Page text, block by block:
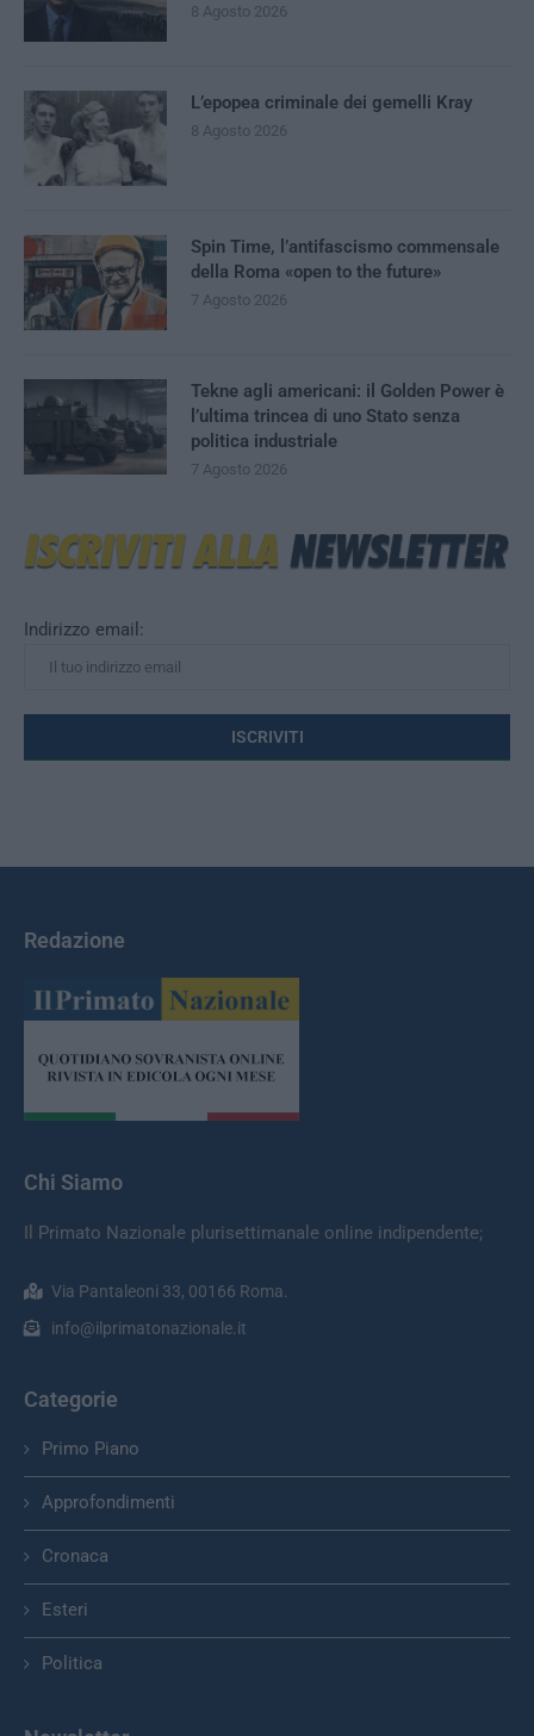
Indirizzo email:
8 Agosto 2026
L’epopea criminale dei gemelli Kray
8 Agosto 2026
Spin Time, l’antifascismo commensale
della Roma «open to the future»
7 Agosto 2026
Tekne agli americani: il Golden Power è
l’ultima trincea di uno Stato senza
politica industriale
7 Agosto 2026
Redazione
Chi Siamo
Il Primato Nazionale plurisettimanale online indipendente;
Via Pantaleoni 33, 00166 Roma.
info@ilprimatonazionale.it
Categorie
Primo Piano
Approfondimenti
Cronaca
Esteri
Politica